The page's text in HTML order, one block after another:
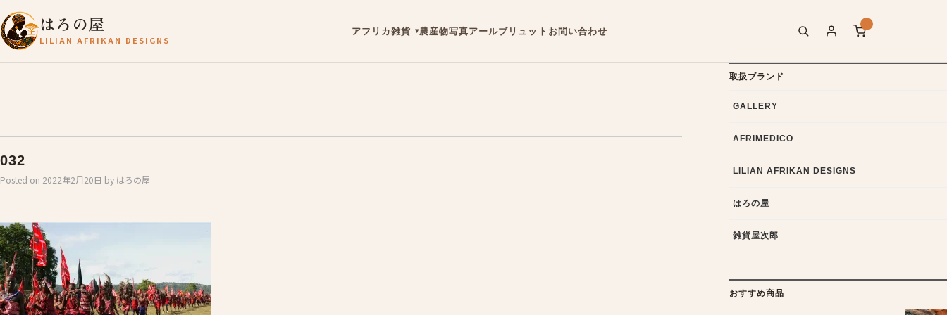
はろの屋
LILIAN AFRIKAN DESIGNS
アフリカ雑貨 農産物写真アールブリュット お問い合わせ
032
Posted on 2022年2月20日 by はろの屋
取扱ブランド
GALLERY
AFRIMEDICO
LILIAN AFRIKAN DESIGNS
はろの屋
雑貨屋次郎
おすすめ商品